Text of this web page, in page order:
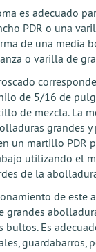
es adecuado
PDR o una
de una media
o varilla de
de 5/16 de
de mezcla. La
grandes y
un martillo PDR
utilizando el
de la
de este
grandes
bultos. Es
guardabarros,